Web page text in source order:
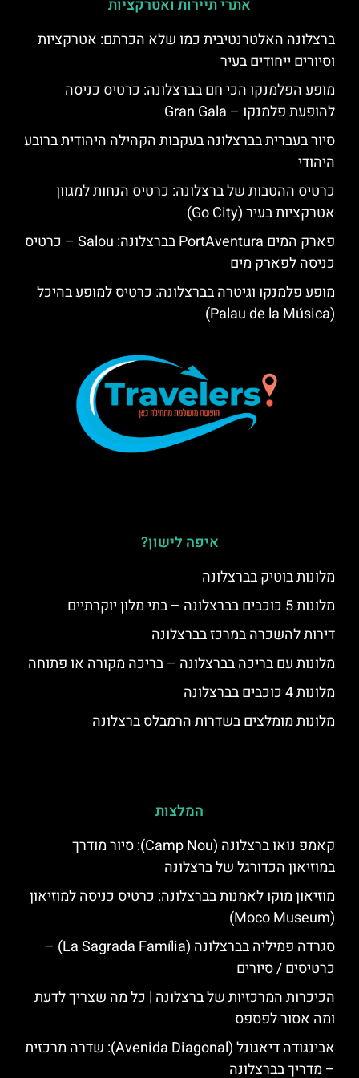
אתרי תיירות ואטרקציות
ברצלונה האלטרנטיבית כמו שלא הכרתם: אטרקציות
וסיורים ייחודים בעיר
מופע הפלמנקו הכי חם בברצלונה: כרטיס כניסה
להופעת פלמנקו – Gran Gala
סיור בעברית בברצלונה בעקבות הקהילה היהודית ברובע
היהודי
כרטיס ההטבות של ברצלונה: כרטיס הנחות למגוון
אטרקציות בעיר (Go City)
פארק המים PortAventura בברצלונה: Salou – כרטיס
כניסה לפארק מים
מופע פלמנקו וגיטרה בברצלונה: כרטיס למופע בהיכל
(Palau de la Música)
איפה לישון?
מלונות בוטיק בברצלונה
מלונות 5 כוכבים בברצלונה – בתי מלון יוקרתיים
דירות להשכרה במרכז בברצלונה
מלונות עם בריכה בברצלונה – בריכה מקורה או פתוחה
מלונות 4 כוכבים בברצלונה
מלונות מומלצים בשדרות הרמבלס ברצלונה
המלצות
קאמפ נואו ברצלונה (Camp Nou): סיור מודרך
במוזיאון הכדורגל של ברצלונה
מוזיאון מוקו לאמנות בברצלונה: כרטיס כניסה למוזיאון
(Moco Museum)
סגרדה פמיליה בברצלונה (La Sagrada Família) –
כרטיסים / סיורים
הכיכרות המרכזיות של ברצלונה | כל מה שצריך לדעת
ומה אסור לפספס
אבינגודה דיאגונל (Avenida Diagonal): שדרה מרכזית
– מדריך בברצלונה